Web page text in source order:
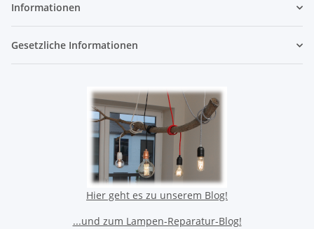
Informationen
Gesetzliche Informationen
Hier geht es zu unserem Blog!
...und zum Lampen-Reparatur-Blog!